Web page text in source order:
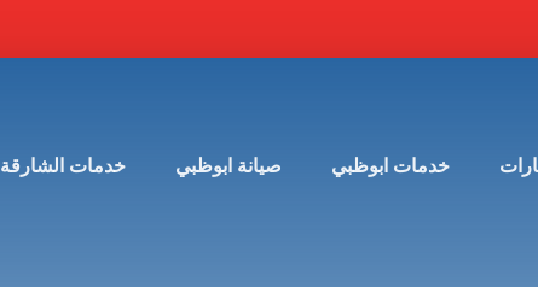
خدمات ابوظبي صيانة ابوظبي خدمات الشارقة